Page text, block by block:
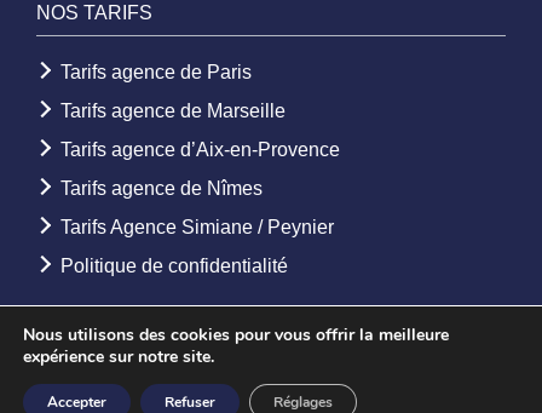
NOS TARIFS
Tarifs agence de Paris
Tarifs agence de Marseille
Tarifs agence d’Aix-en-Provence
Tarifs agence de Nîmes
Tarifs Agence Simiane / Peynier
Politique de confidentialité
Création Agence webYoudemus
Nous utilisons des cookies pour vous offrir la meilleure
expérience sur notre site.
Accepter Refuser Réglages